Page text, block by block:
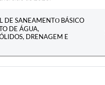
DE SANEAMENTО BÁSICO
DE ÁGUA,
DRENAGEM E